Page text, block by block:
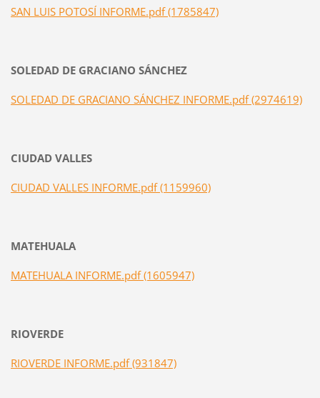
SAN LUIS POTOSÍ INFORME.pdf (1785847)
SOLEDAD DE GRACIANO SÁNCHEZ
SOLEDAD DE GRACIANO SÁNCHEZ INFORME.pdf (2974619)
CIUDAD VALLES
CIUDAD VALLES INFORME.pdf (1159960)
MATEHUALA
MATEHUALA INFORME.pdf (1605947)
RIOVERDE
RIOVERDE INFORME.pdf (931847)